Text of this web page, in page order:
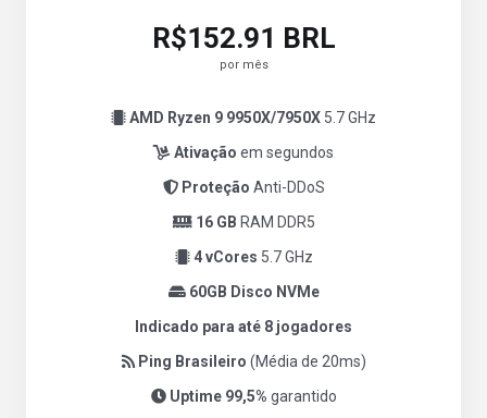
R$152.91 BRL
por mês
AMD Ryzen 9 9950X/7950X 5.7 GHz
Ativação em segundos
Proteção Anti-DDoS
16 GB RAM DDR5
4 vCores 5.7 GHz
60GB Disco NVMe
Indicado para até 8 jogadores
Ping Brasileiro (Média de 20ms)
Uptime 99,5% garantido